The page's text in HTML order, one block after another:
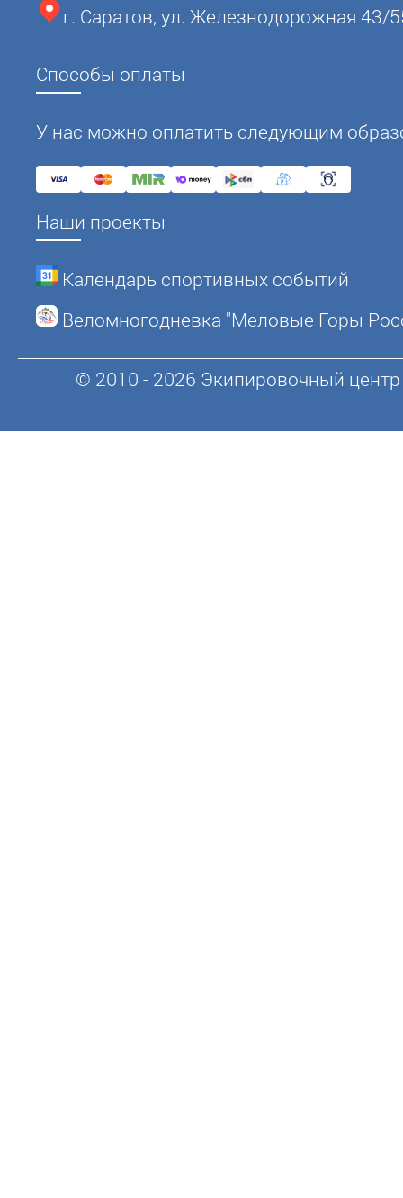
г. Саратов, ул. Железнодорожная 43/
Способы оплаты
У нас можно оплатить следующим
Наши проекты
Календарь спортивных событий
Веломногодневка "Меловые Горы
© 2010 - 2026 Экипировочный